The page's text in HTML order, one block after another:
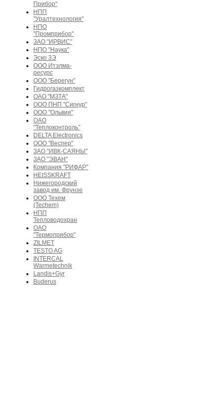
Прибор"
НПП
"Уралтехнология"
НПО
"Промприбор"
ЗАО "ИРВИС"
НПО "Наука"
Эско 3Э
ООО Итэлма-
ресурс
ООО "Берегун"
Гидрогазкомплект
ОАО "МЗТА"
ООО ПНП "Сигнур"
ООО "Ольвия"
ОАО
"Теплоконтроль"
DELTA Electronics
ООО "Веспер"
ЗАО "ИВК-САЯНЫ"
ЗАО "ЭВАН"
Компания "РИФАР"
HEISSKRAFT
Нижегородский
завод им. Фрунзе
ООО Техем
(Techem)
НПП
Тепловодохран
ОАО
"Термоприбор"
ZILMET
TESTO AG
INTERCAL
Warmetechnik
Landis+Gyr
Buderus